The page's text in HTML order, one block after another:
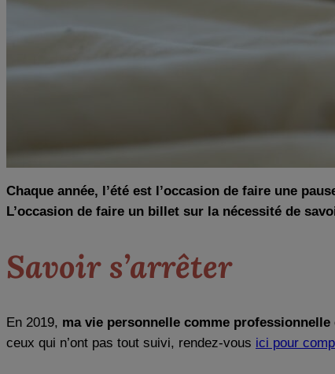
Chaque année, l’été est l’occasion de faire une
L’occasion de faire un billet sur la nécessité de
Savoir s’arrêter
En 2019, ma vie personnelle comme
ceux qui n’ont pas tout suivi, rendez-vous ici pour